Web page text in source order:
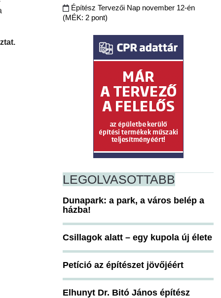
Építész Tervezői Nap november 12-én
(MÉK: 2 pont)
LEGOLVASOTTABB
Dunapark: a park, a város belép a
házba!
Csillagok alatt – egy kupola új élete
Petíció az építészet jövőjéért
Elhunyt Dr. Bitó János építész